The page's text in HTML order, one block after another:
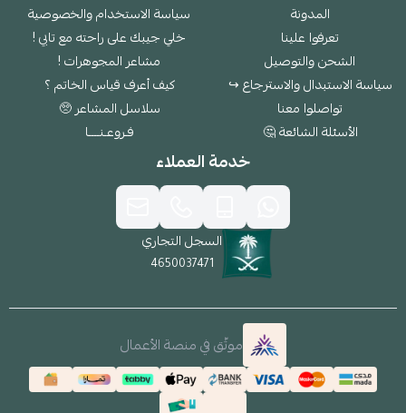
المدونة
تعرفوا علينا
الشحن والتوصيل
سياسة الاستبدال والاسترجاع ↪
تواصلوا معنا
الأسئلة الشائعة 🤔
سياسة الاستخدام والخصوصية
خلي جيبك على راحته مع تابي !
مشاعر المجوهرات !
كيف أعرف قياس الخاتم ؟
سلاسل المشاعر 🥺
فـروعـنــــا
خدمة العملاء
السجل التجاري
4650037471
موثّق في منصة الأعمال